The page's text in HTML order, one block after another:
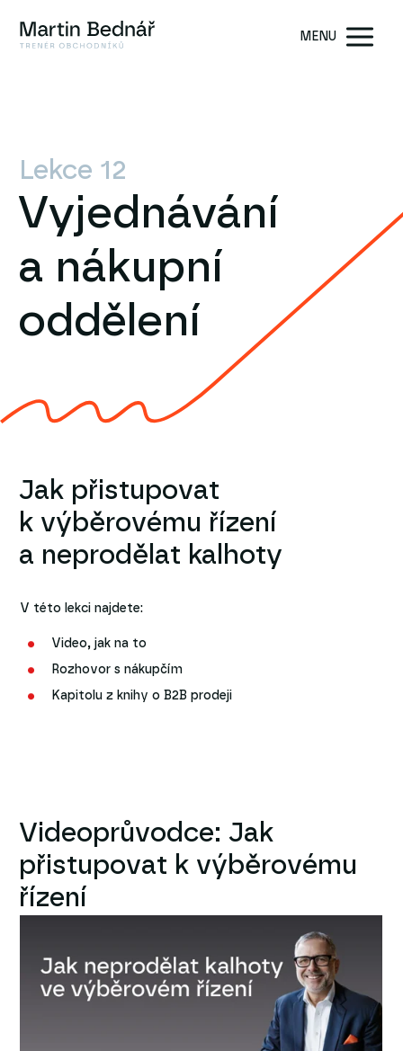
MENU
Lekce 12
Vyjednávání
a nákupní
oddělení
Jak přistupovat
k výběrovému řízení
a neprodělat kalhoty
V této lekci najdete:
Video, jak na to
Rozhovor s nákupčím
Kapitolu z knihy o B2B prodeji
Videoprůvodce: Jak
přistupovat k výběrovému
řízení